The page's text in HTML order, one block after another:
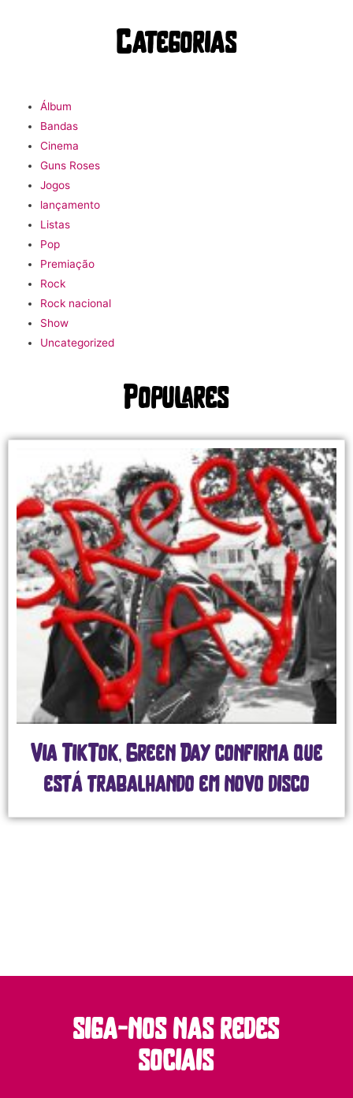
Categorias
Álbum
Bandas
Cinema
Guns Roses
Jogos
lançamento
Listas
Pop
Premiação
Rock
Rock nacional
Show
Uncategorized
Populares
Via TikTok, Green Day confirma que
está trabalhando em novo disco
siga-nos nas redes
sociais